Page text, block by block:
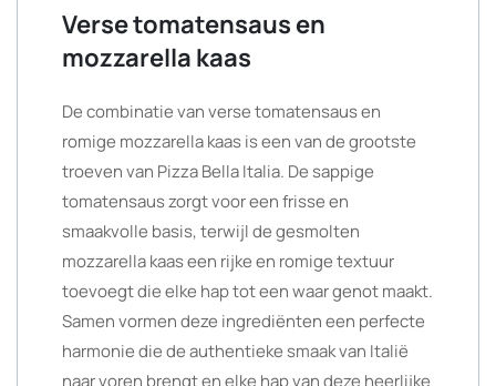
Verse tomatensaus en
mozzarella kaas
De combinatie van verse tomatensaus en
romige mozzarella kaas is een van de grootste
troeven van Pizza Bella Italia. De sappige
tomatensaus zorgt voor een frisse en
smaakvolle basis, terwijl de gesmolten
mozzarella kaas een rijke en romige textuur
toevoegt die elke hap tot een waar genot maakt.
Samen vormen deze ingrediënten een perfecte
harmonie die de authentieke smaak van Italië